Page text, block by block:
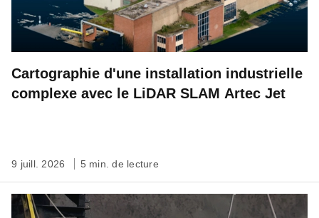
Cartographie d'une installation industrielle
complexe avec le LiDAR SLAM Artec Jet
9 juill. 2026 5 min. de lecture